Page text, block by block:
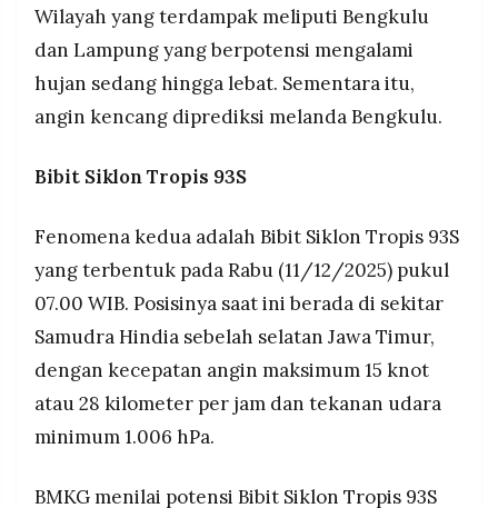
Wilayah yang terdampak meliputi Bengkulu
dan Lampung yang berpotensi mengalami
hujan sedang hingga lebat. Sementara itu,
angin kencang diprediksi melanda Bengkulu.
Bibit Siklon Tropis 93S
Fenomena kedua adalah Bibit Siklon Tropis 93S
yang terbentuk pada Rabu (11/12/2025) pukul
07.00 WIB. Posisinya saat ini berada di sekitar
Samudra Hindia sebelah selatan Jawa Timur,
dengan kecepatan angin maksimum 15 knot
atau 28 kilometer per jam dan tekanan udara
minimum 1.006 hPa.
BMKG menilai potensi Bibit Siklon Tropis 93S